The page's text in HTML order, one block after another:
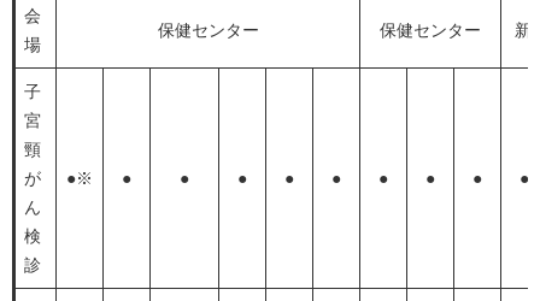
会
場
保健センター 保健センター 新
子
宮
頸
が
ん
検
診
●※ ● ● ● ● ● ● ● ● ●